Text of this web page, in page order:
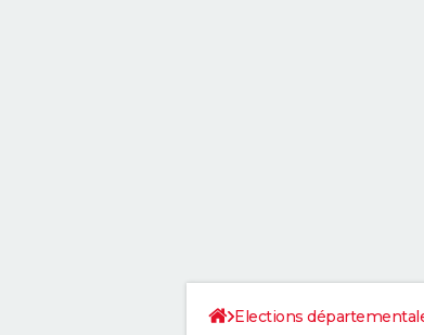
Elections